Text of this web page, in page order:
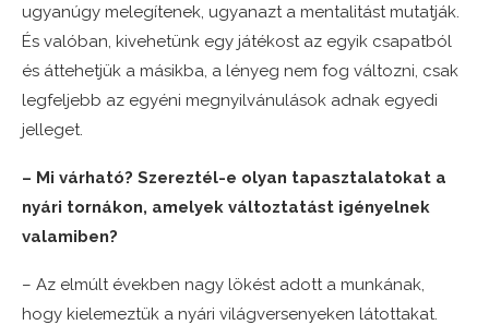
ugyanúgy melegítenek, ugyanazt a mentalitást mutatják.
És valóban, kivehetünk egy játékost az egyik csapatból
és áttehetjük a másikba, a lényeg nem fog változni, csak
legfeljebb az egyéni megnyilvánulások adnak egyedi
jelleget.
– Mi várható? Szereztél-e olyan tapasztalatokat a
nyári tornákon, amelyek változtatást igényelnek
valamiben?
– Az elmúlt években nagy lökést adott a munkának,
hogy kielemeztük a nyári világversenyeken látottakat.